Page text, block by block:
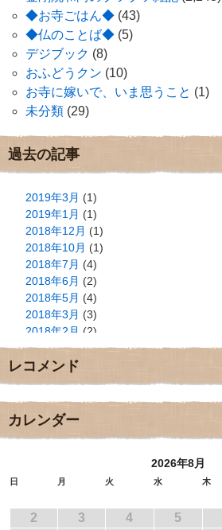
◆お寺ごはん◆ (43)
◆仏のことば◆ (5)
デジブック (8)
おふどうクン (10)
お寺に嫁いで、いま思うこと (1)
未分類 (29)
過去の記事
2019年3月 (1)
2019年1月 (1)
2018年12月 (1)
2018年10月 (1)
2018年7月 (4)
2018年6月 (2)
2018年5月 (4)
2018年3月 (3)
2018年2月 (2)
2018年1月(2)
2017年12月
2017年11月(3)
2017年9月
2017年8月
2017年5月
2017年3月(1)
レコメンド
カレンダー
2026年8月
日 月 火 水 木
2
3 4 5